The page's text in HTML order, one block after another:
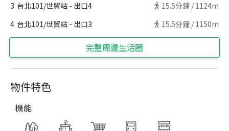
物件特色
機能
3 台北101/世貿站 - 出口4 15.5分鐘 / 1124m
4 台北101/世貿站 - 出口3 15.5分鐘 / 1150m
完整周邊生活圈